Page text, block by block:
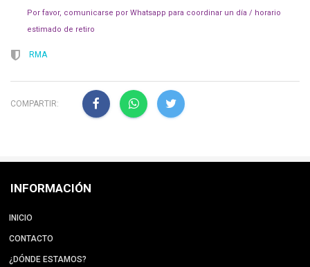
Por favor, comunicarse por Whatsapp para coordinar un día / horario
estimado de retiro
RMA
COMPARTIR:
INFORMACIÓN
INICIO
CONTACTO
¿DÓNDE ESTAMOS?